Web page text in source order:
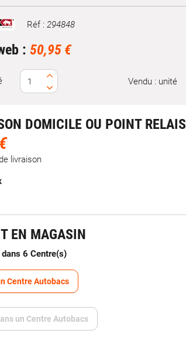
Réf : 294848
: 50,95 €
Vendu : unité
DOMICILE OU POINT RELAIS
livraison
EN MAGASIN
6 Centre(s)
Centre Autobacs
un Centre Autobacs